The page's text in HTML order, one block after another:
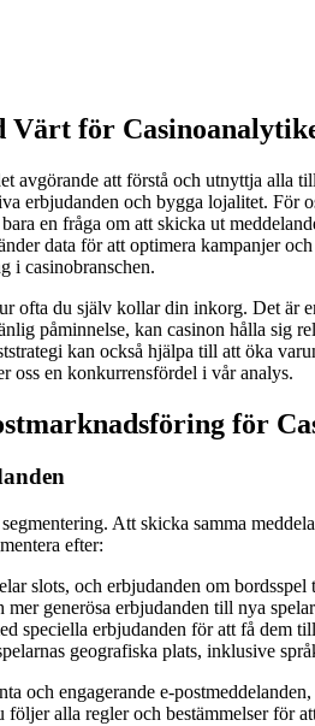
för
avgörande att förstå och utnyttja alla
erbjudanden och bygga lojalitet. För
en fråga om att skicka ut
data för att optimera kampanjer
i casinobranschen.
ofta du själv kollar din inkorg. Det
påminnelse, kan casinon hålla sig
kan också hjälpa till att öka
oss en konkurrensfördel i vår analys.
för
Att skicka samma
efter:
slots, och erbjudanden om
generösa erbjudanden till nya
speciella erbjudanden för att få dem
geografiska plats, inklusive
och engagerande e-
alla regler och bestämmelser för